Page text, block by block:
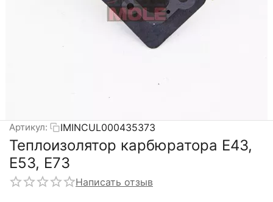
Артикул: IMINCUL000435373
Теплоизолятор карбюратора Е43,
Е53, Е73
Написать отзыв